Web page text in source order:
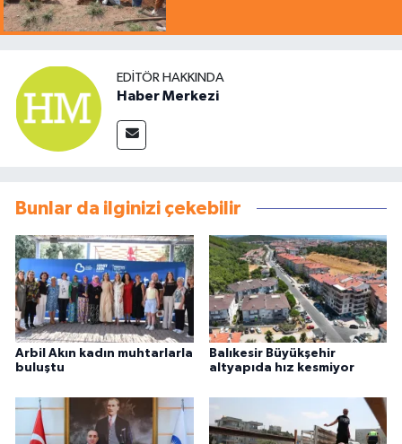
EDITÖR HAKKINDA
Haber Merkezi
Bunlar da ilginizi çekebilir
Arbil Akın kadın muhtarlarla
buluştu
Balıkesir Büyükşehir
altyapıda hız kesmiyor